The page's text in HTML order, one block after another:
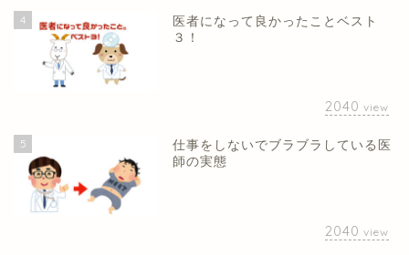
4
医者になって良かったことベスト
３！
2040 view
5
仕事をしないでブラブラしている医
師の実態
2040 view